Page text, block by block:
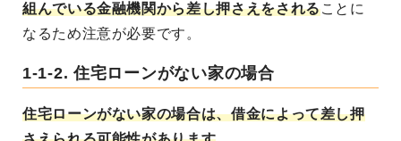
組んでいる金融機関から差し押さえをされることに
なるため注意が必要です。
1-1-2. 住宅ローンがない家の場合
住宅ローンがない家の場合は、借金によって差し押